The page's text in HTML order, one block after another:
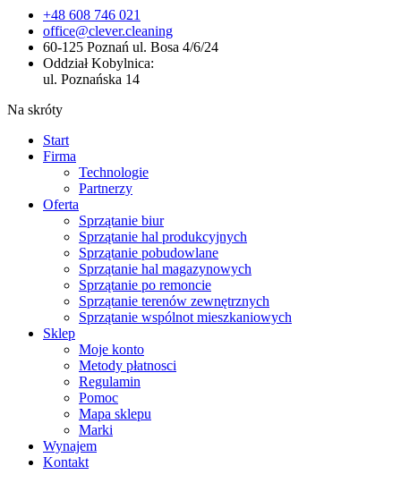
+48 608 746 021
office@clever.cleaning
60-125 Poznań ul. Bosa 4/6/24
Oddział Kobylnica:
ul. Poznańska 14
Na skróty
Start
Firma
Technologie
Partnerzy
Oferta
Sprzątanie biur
Sprzątanie hal produkcyjnych
Sprzątanie pobudowlane
Sprzątanie hal magazynowych
Sprzątanie po remoncie
Sprzątanie terenów zewnętrznych
Sprzątanie wspólnot mieszkaniowych
Sklep
Moje konto
Metody płatnosci
Regulamin
Pomoc
Mapa sklepu
Marki
Wynajem
Kontakt